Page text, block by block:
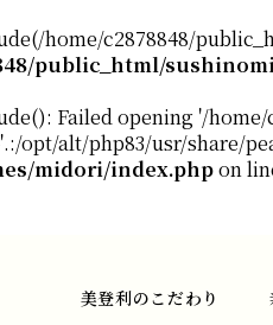
home/c2878848/
public_html/
Failed opening '/
opt/alt/php83/usr/share/
midori/index.phpon
美登利のこだわり